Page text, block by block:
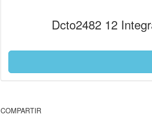
Dcto2482 12
COMPARTIR